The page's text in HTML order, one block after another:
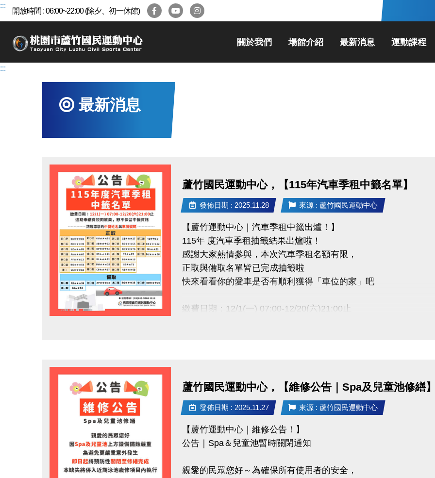
跳
區
:::
開放時間 : 06:00~22:00 (除夕、初一休館)
關於我們 場館介紹 最新消息 運動課程
:::
最新消息
蘆竹國民運動中心，【115年汽車季租中籤名單】
發佈日期 : 2025.11.28 來源 : 蘆竹國民運動中心
【蘆竹運動中心｜汽車季租中籤出爐！】
115年 度汽車季租抽籤結果出爐啦！
感謝大家熱情參與，本次汽車季租名額有限，
正取與備取名單皆已完成抽籤啦
快來看看你的愛車是否有順利獲得「車位的家」吧
繳費日期：12/1(一) 07:00-12/20(六)21:00止
補
● 承租權限限本人使用，不得轉讓
洽詢專線 : (03)263-9066 分機111
官網 :
FB : @桃園市蘆竹國民運動中心
蘆竹國民運動中心，【維修公告｜Spa及兒童池修繕】
發佈日期 : 2025.11.27 來源 : 蘆竹國民運動中心
【蘆竹運動中心｜維修公告！】
公告｜Spa＆兒童池暫時關閉通知
親愛的民眾您好～為確保所有使用者的安全，